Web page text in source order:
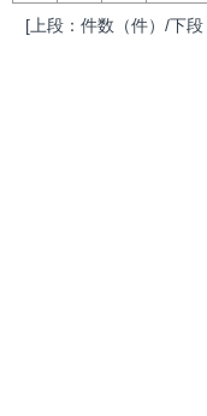
[上段：件数（件）/下